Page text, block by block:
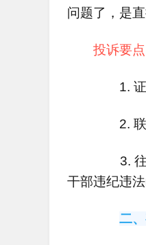
问题了，是
投诉要点
1. 证据
2. 联合
3. 往
干部违纪违法
二